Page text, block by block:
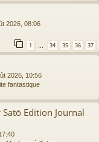
2026, 08:06
1 34 35 36 37
2026, 10:56
fantastique
Edition Journal